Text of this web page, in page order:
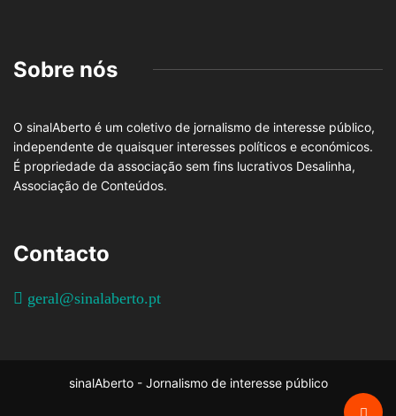
Sobre nós
O sinalAberto é um coletivo de jornalismo de interesse público,
independente de quaisquer interesses políticos e económicos.
É propriedade da associação sem fins lucrativos Desalinha,
Associação de Conteúdos.
Contacto
geral@sinalaberto.pt
sinalAberto - Jornalismo de interesse público